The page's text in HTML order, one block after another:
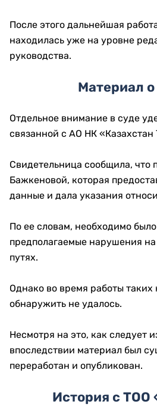
После этого дальнейшая
находилась уже на уровне
руководства.
Материал
Отдельное внимание в суде
связанной с АО НК
Свидетельница сообщила, что
Бажкеновой, которая
данные и дала указания
По ее словам, необходимо
предполагаемые нарушения
путях.
Однако во время работы
обнаружить не удалось.
Несмотря на это, как следует
впоследствии материал был
переработан и опубликован.
История с ТОО